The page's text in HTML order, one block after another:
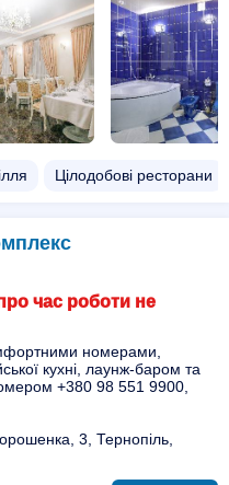
Цілодобові ресторани
час роботи не
номерами,
кухні, лаунж-баром та
+380 98 551 9900,
3, Тернопіль,